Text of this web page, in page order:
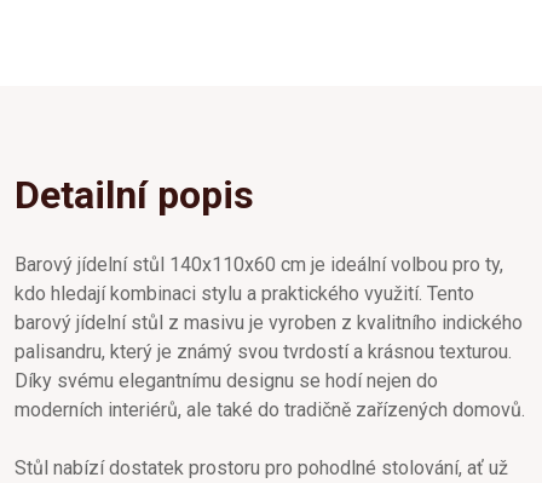
Detailní popis
Barový jídelní stůl 140x110x60 cm je ideální volbou pro ty,
kdo hledají kombinaci stylu a praktického využití. Tento
barový jídelní stůl z masivu je vyroben z kvalitního indického
palisandru, který je známý svou tvrdostí a krásnou texturou.
Díky svému elegantnímu designu se hodí nejen do
moderních interiérů, ale také do tradičně zařízených domovů.
Stůl nabízí dostatek prostoru pro pohodlné stolování, ať už